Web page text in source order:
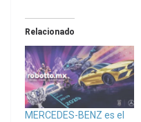
Relacionado
MERCEDES-BENZ es el